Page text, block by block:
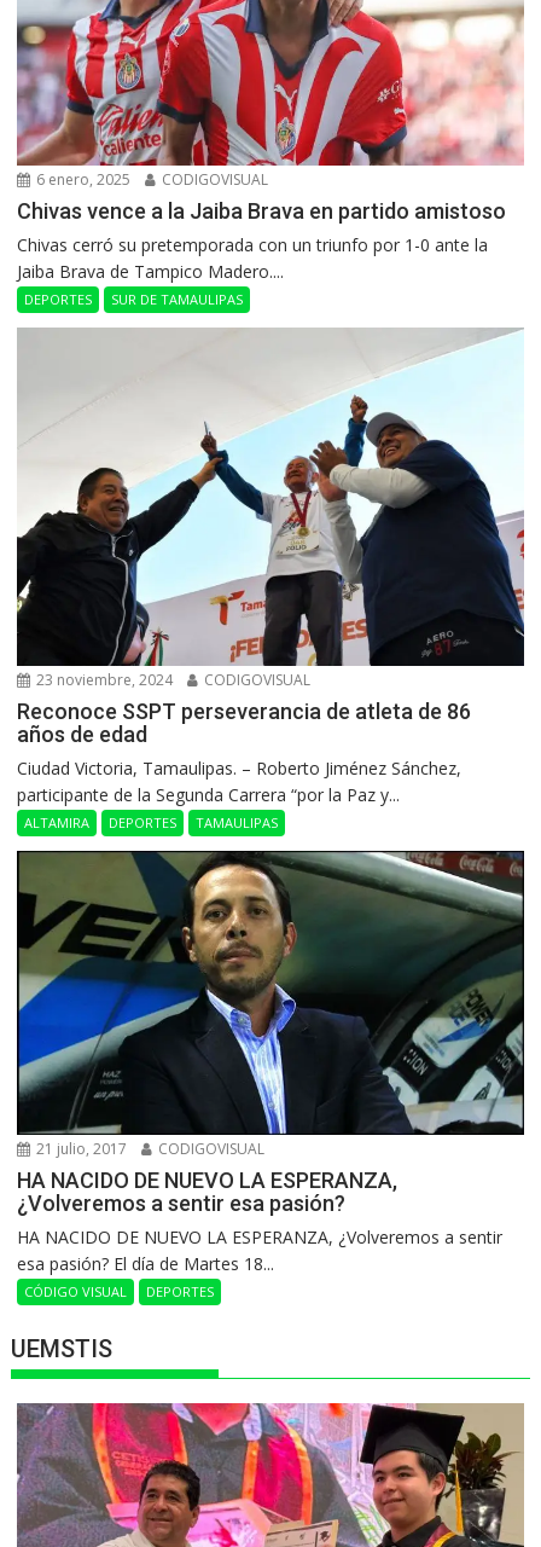
6 enero, 2025 CODIGOVISUAL
Chivas vence a la Jaiba Brava en partido amistoso
Chivas cerró su pretemporada con un triunfo por 1-0 ante la
Jaiba Brava de Tampico Madero....
DEPORTES SUR DE TAMAULIPAS
23 noviembre, 2024 CODIGOVISUAL
Reconoce SSPT perseverancia de atleta de 86
años de edad
Ciudad Victoria, Tamaulipas. – Roberto Jiménez Sánchez,
participante de la Segunda Carrera “por la Paz y...
ALTAMIRA DEPORTES TAMAULIPAS
21 julio, 2017 CODIGOVISUAL
HA NACIDO DE NUEVO LA ESPERANZA,
¿Volveremos a sentir esa pasión?
HA NACIDO DE NUEVO LA ESPERANZA, ¿Volveremos a sentir
esa pasión? El día de Martes 18...
CÓDIGO VISUAL DEPORTES
UEMSTIS